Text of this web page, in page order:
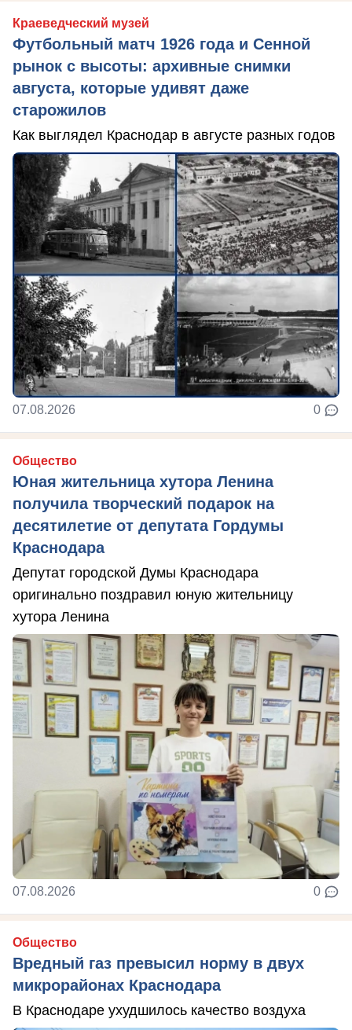
Краеведческий музей
Футбольный матч 1926 года и Сенной
рынок с высоты: архивные снимки
августа, которые удивят даже
старожилов
Как выглядел Краснодар в августе разных годов
07.08.2026 0
Общество
Юная жительница хутора Ленина
получила творческий подарок на
десятилетие от депутата Гордумы
Краснодара
Депутат городской Думы Краснодара
оригинально поздравил юную жительницу
хутора Ленина
07.08.2026 0
Общество
Вредный газ превысил норму в двух
микрорайонах Краснодара
В Краснодаре ухудшилось качество воздуха